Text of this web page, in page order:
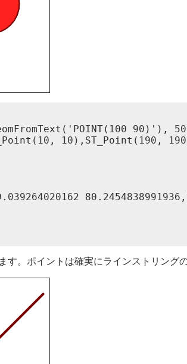
90)'),
10),ST_Point(190,
。ポイントは確実にラインストリング